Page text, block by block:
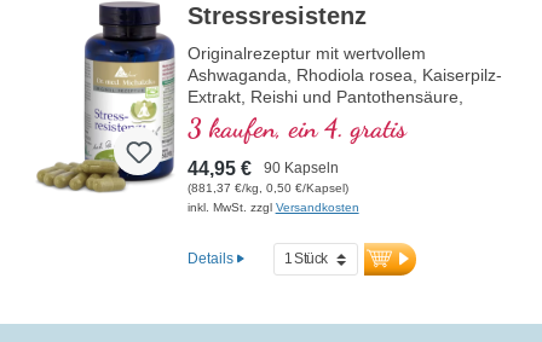
Stressresistenz
Originalrezeptur mit wertvollem
Ashwaganda, Rhodiola rosea, Kaiserpilz-
Extrakt, Reishi und Pantothensäure,
welche zu einer normalen geistigen
Leistung beiträgt. Vitamin E trägt zum
Schutz der Zellen vor oxidativem Stress
bei.
3 kaufen, ein 4. gratis
44,95 € 90 Kapseln
(881,37 €/kg, 0,50 €/Kapsel)
inkl. MwSt. zzgl Versandkosten
Details